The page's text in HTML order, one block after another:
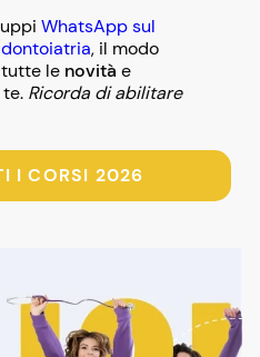
WhatsApp sul
, il modo
le novità e
Ricorda di abilitare
I CORSI 2026